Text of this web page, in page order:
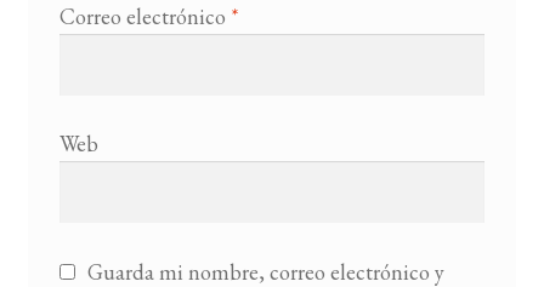
Correo electrónico *
Web
Guarda mi nombre, correo electrónico y